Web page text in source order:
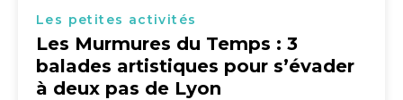
Les petites activités
Les Murmures du Temps : 3
balades artistiques pour s’évader
à deux pas de Lyon